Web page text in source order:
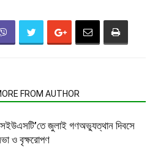
FROM AUTHOR
জুলাই গণঅভ্যুত্থান দিবসে
ও বৃক্ষরোপণ